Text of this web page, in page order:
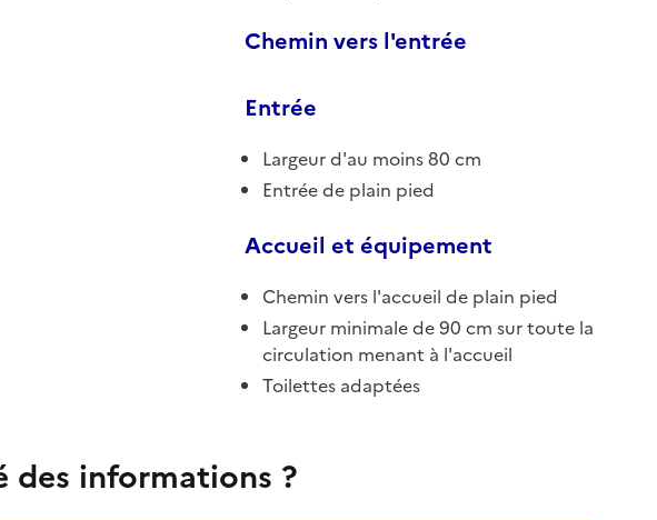
Chemin vers l'entrée
Entrée
Largeur d'au moins 80 cm
Entrée de plain pied
Accueil et équipement
Chemin vers l'accueil de plain pied
Largeur minimale de 90 cm sur toute la
circulation menant à l'accueil
Toilettes adaptées
des informations ?